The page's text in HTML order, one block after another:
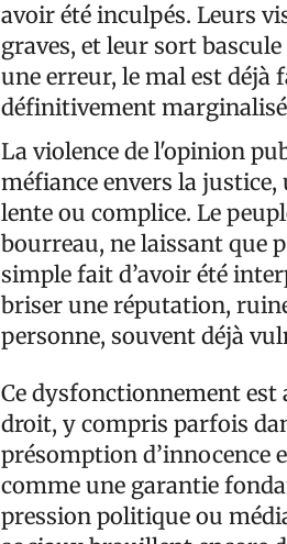
avoir été inculpés. Leurs
graves, et leur sort
une erreur, le mal est déjà
définitivement
La violence de l'opinion
méfiance envers la
lente ou complice. Le
bourreau, ne laissant que
simple fait d’avoir été
briser une réputation,
personne, souvent déjà
Ce dysfonctionnement est
droit, y compris parfois
présomption d’innocence
comme une garantie
pression politique ou